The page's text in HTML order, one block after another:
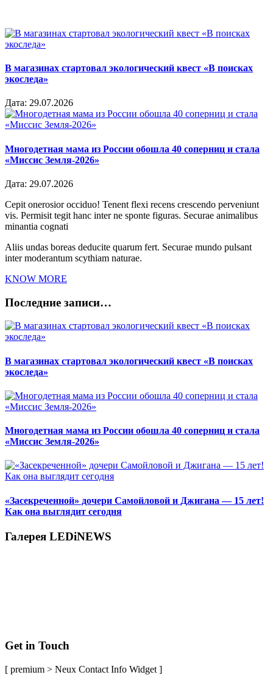
В магазинах стартовал экологический квест «В поисках
экоследа»
Дата: 29.07.2026
Многодетная мама из России обошла 40 соперниц и стала
«Миссис Земля-2026»
Дата: 29.07.2026
Cepit onerosior occiduo! Tenent flexi recens crescendo perveniunt
vis. Permisit tegit hanc inter ne sponte figuras. Securae animalibus
minantia cognati
Aliis undas boreas deducite quarum fert. Securae mundo pulsant
inter moderantum scythiam naturae.
KNOW MORE
Последние записи…
В магазинах стартовал экологический квест «В поисках
экоследа»
Многодетная мама из России обошла 40 соперниц и стала
«Миссис Земля-2026»
«Засекреченной» дочери Самойловой и Джигана — 15 лет!
Как она выглядит сегодня
Галерея LEDiNEWS
Get in Touch
[ premium > Neux Contact Info Widget ]